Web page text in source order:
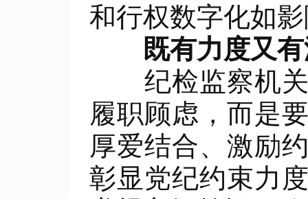
和行权数字化如
既有力度又有
纪检监察机关
履职顾虑，而是
厚爱结合、激励
彰显党纪约束力